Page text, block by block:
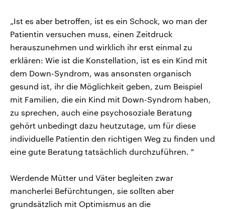
„Ist es aber betroffen, ist es ein Schock, wo man der
Patientin versuchen muss, einen Zeitdruck
herauszunehmen und wirklich ihr erst einmal zu
erklären: Wie ist die Konstellation, ist es ein Kind mit
dem Down-Syndrom, was ansonsten organisch
gesund ist, ihr die Möglichkeit geben, zum Beispiel
mit Familien, die ein Kind mit Down-Syndrom haben,
zu sprechen, auch eine psychosoziale Beratung
gehört unbedingt dazu heutzutage, um für diese
individuelle Patientin den richtigen Weg zu finden und
eine gute Beratung tatsächlich durchzuführen. "
Werdende Mütter und Väter begleiten zwar
mancherlei Befürchtungen, sie sollten aber
grundsätzlich mit Optimismus an die